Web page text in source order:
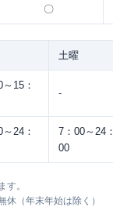
〇
土曜
15：
-
24：
7：00～24：
00
す。
休（年末年始は除く）